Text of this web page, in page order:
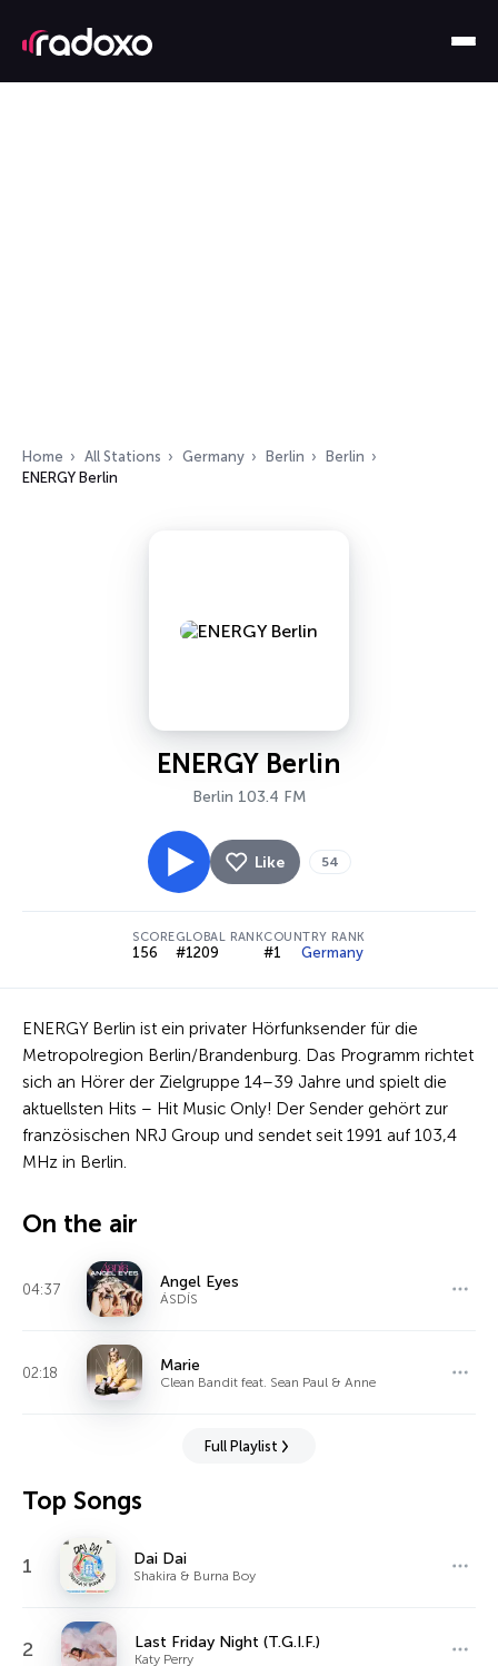
Home All Stations Germany Berlin
Berlin
ENERGY Berlin
ENERGY Berlin
Berlin 103.4 FM
Like 54
SCORE
156
GLOBAL RANK
#1209
COUNTRY RANK
#1 Germany
ENERGY Berlin ist ein privater Hörfunksender für die
Metropolregion Berlin/Brandenburg. Das Programm richtet
sich an Hörer der Zielgruppe 14–39 Jahre und spielt die
aktuellsten Hits – Hit Music Only! Der Sender gehört zur
französischen NRJ Group und sendet seit 1991 auf 103,4
MHz in Berlin.
On the air
04:37 Angel Eyes
ÁSDÍS
02:18 Marie
Clean Bandit feat. Sean Paul & Anne
Full Playlist
Top Songs
1 Dai Dai
Shakira & Burna Boy
2 Last Friday Night (T.G.I.F.)
Katy Perry